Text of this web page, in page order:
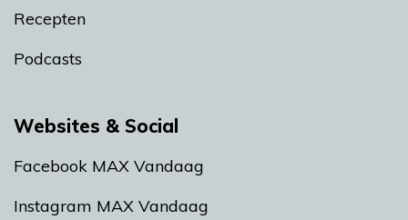
Recepten
Podcasts
Websites & Social
Facebook MAX Vandaag
Instagram MAX Vandaag